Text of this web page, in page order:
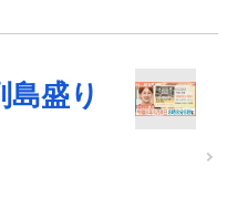
島盛り